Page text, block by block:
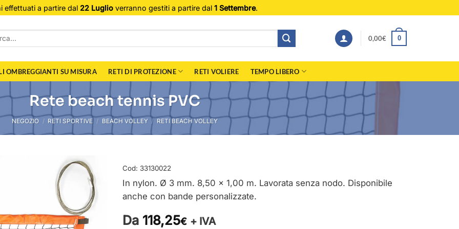
effettuati a partire dal 22 Luglioverranno gestiti a partire dal 1 Settembre.
0,00€ 0
OMBREGGIANTI SU MISURA RETI DI PROTEZIONE RETI VOLIERE TEMPO LIBERO
Rete beach tennis PVC
NEGOZIO / RETI SPORTIVE / BEACH VOLLEY / RETI BEACH VOLLEY
Cod: 33130022
In nylon. Ø 3 mm. 8,50 x 1,00 m. Lavorata senza nodo. Disponibile
anche con bande personalizzate.
Da 118,25€ + IVA